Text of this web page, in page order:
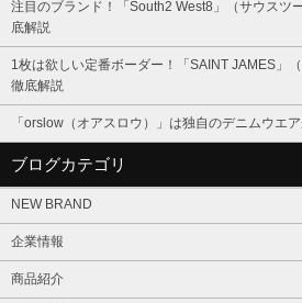
注目のブランド！「South2 West8」（サウスツ
底解説
1枚は欲しい定番ボーダー！「SAINT JAMES」
徹底解説
「orslow（オアスロウ）」は独自のデニムウエ
ブログカテゴリ
NEW BRAND
企業情報
商品紹介